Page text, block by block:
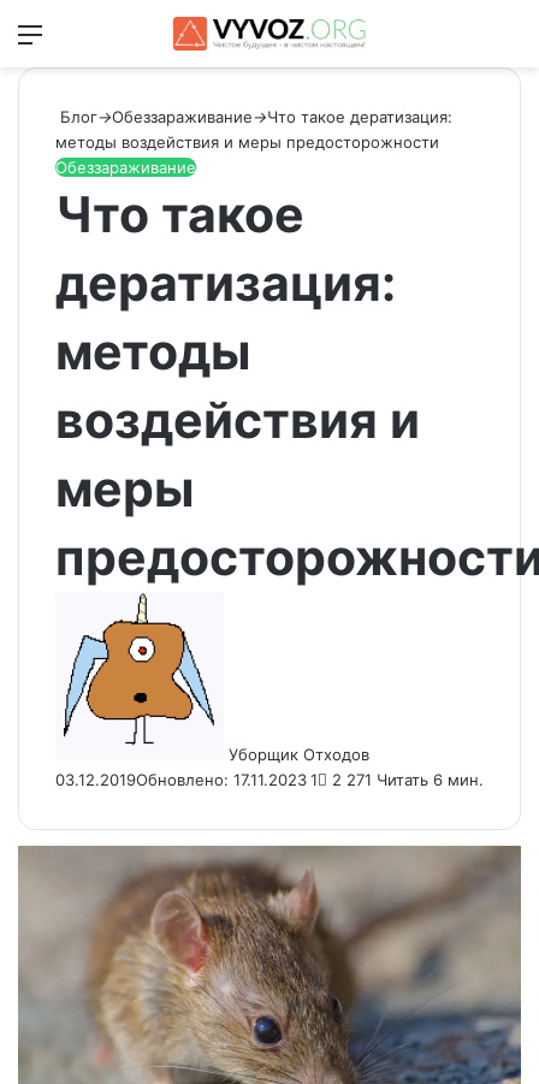
Меню
Блог→Обеззараживание→Что такое дератизация:
методы воздействия и меры предосторожности
Обеззараживание
Что такое
дератизация:
методы
воздействия и
меры
Уборщик Отходов
03.12.2019Обновлено: 17.11.20231 2 271 Читать 6 мин.